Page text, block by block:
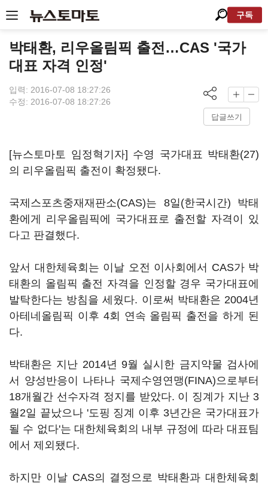
구독
박태환, 리우올림픽 출전…CAS '국가
대표 자격 인정'
입력: 2016-07-08 18:27:26
수정: 2016-07-08 18:27:26
답글쓰기
[뉴스토마토 임정혁기자] 수영 국가대표 박태환(27)
의 리우올림픽 출전이 확정됐다.
국제스포츠중재재판소(CAS)는 8일(한국시간) 박태
환에게 리우올림픽에 국가대표로 출전할 자격이 있
다고 판결했다.
앞서 대한체육회는 이날 오전 이사회에서 CAS가 박
태환의 올림픽 출전 자격을 인정할 경우 국가대표에
발탁한다는 방침을 세웠다. 이로써 박태환은 2004년
아테네올림픽 이후 4회 연속 올림픽 출전을 하게 된
다.
박태환은 지난 2014년 9월 실시한 금지약물 검사에
서 양성반응이 나타나 국제수영연맹(FINA)으로부터
18개월간 선수자격 정지를 받았다. 이 징계가 지난 3
월2일 끝났으나 '도핑 징계 이후 3년간은 국가대표가
될 수 없다'는 대한체육회의 내부 규정에 따라 대표팀
에서 제외됐다.
하지만 이날 CAS의 결정으로 박태환과 대한체육회